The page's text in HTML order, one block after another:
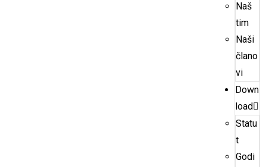
Naš
tim
Naši
člano
vi
Down
load
Statu
t
Godi